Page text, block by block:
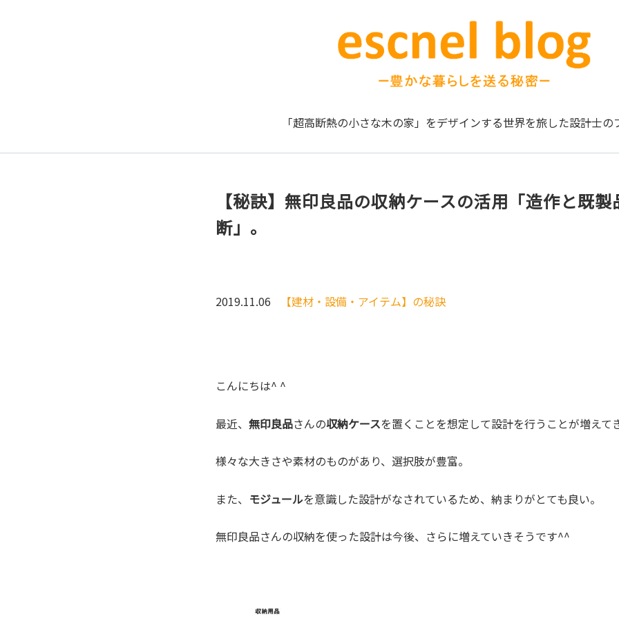
「超高断熱の小さな木の家」をデザインする世界を旅した設計士の
【秘訣】無印良品の収納ケースの活用「造作と既
断」。
2019.11.06 【建材・設備・アイテム】の秘訣
こんにちは^ ^
最近、 無印良品さんの収納ケースを置くことを想定して設計を行うことが増えて
様々な大きさや素材のものがあり、選択肢が豊富。
また、 モジュールを意識した設計がなされているため、納まりがとても良い。
無印良品さんの収納を使った設計は今後、さらに増えていきそうです^^